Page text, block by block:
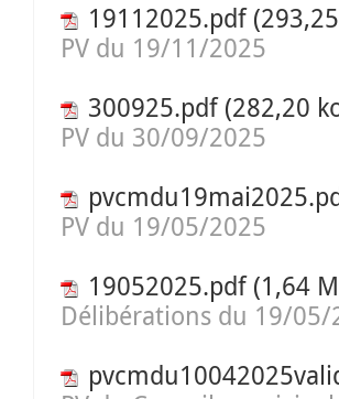
19112025.pdf
PV du 19/11/2025
300925.pdf(282,20
PV du 30/09/2025
PV du 19/05/2025
19052025.pdf(1,64
Délibérations du 19/05/